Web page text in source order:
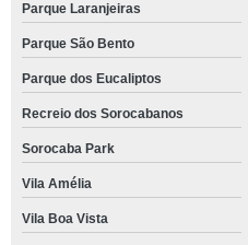
Parque Laranjeiras
Parque São Bento
Parque dos Eucaliptos
Recreio dos Sorocabanos
Sorocaba Park
Vila Amélia
Vila Boa Vista